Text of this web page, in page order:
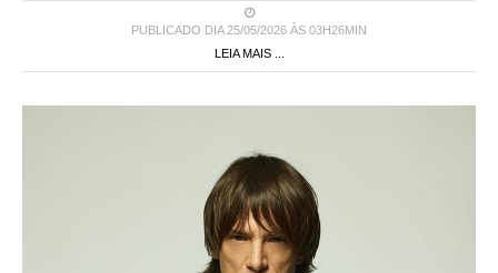
PUBLICADO DIA 25/05/2026 ÀS 03H26MIN
LEIA MAIS ...